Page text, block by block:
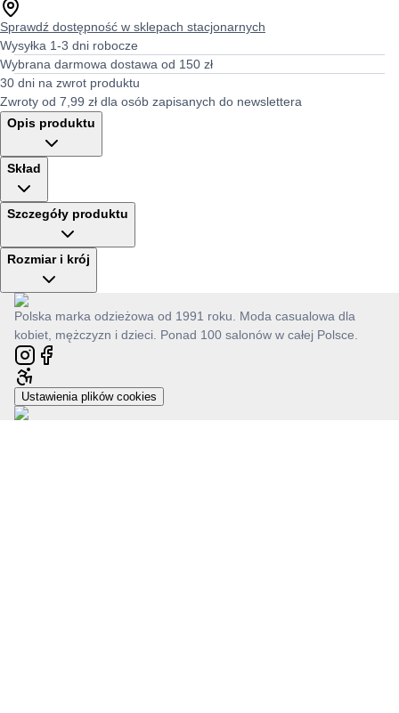
Sprawdź dostępność w sklepach stacjonarnych
Wysyłka 1-3 dni robocze
Wybrana darmowa dostawa od 150 zł
30 dni na zwrot produktu
Zwroty od 7,99 zł dla osób zapisanych do newslettera
Opis produktu
Skład
Szczegóły produktu
Rozmiar i krój
Polska marka odzieżowa od 1991 roku. Moda casualowa dla
kobiet, mężczyzn i dzieci. Ponad 100 salonów w całej Polsce.
Ustawienia plików cookies